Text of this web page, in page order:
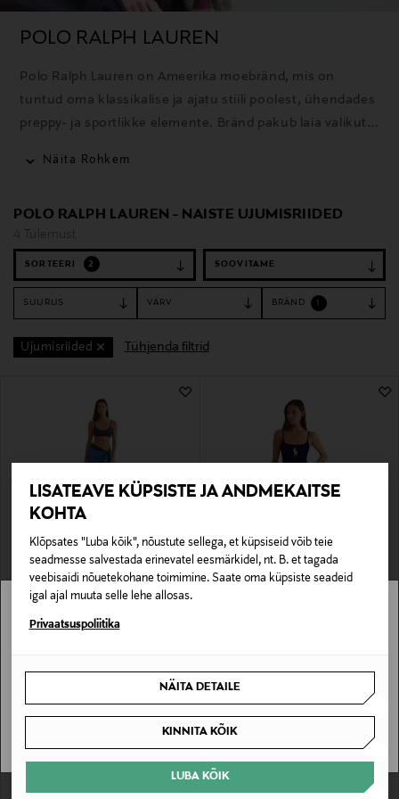
LISATEAVE KÜPSISTE JA ANDMEKAITSE
KOHTA
Klõpsates "Luba kõik", nõustute sellega, et küpsiseid võib teie
seadmesse salvestada erinevatel eesmärkidel, nt. B. et tagada
veebisaidi nõuetekohane toimimine. Saate oma küpsiste seadeid
igal ajal muuta selle lehe allosas.
Privaatsuspoliitika
NÄITA DETAILE
KINNITA KÕIK
LUBA KÕIK
POLO RALPH LAUREN
Polo Ralph Lauren on Ameerika moebränd, mis on
tuntud oma klassikalise ja ajatu stiili poolest, ühendades
preppy- ja sportlikke elemente. Bränd pakub laia valikut
Näita Rohkem
POLO RALPH LAUREN - NAISTE UJUMISRIIDED
4 Tulemust
SORTEERI 2
SUURUS VÄRV BRÄND
Ujumisriided Tühjenda filtrid
SOODUSTUS 41%
POLO RALPH LAUREN
Rannaseelik Pony Long Pareo
Discounted Price
70,80 € Original Price
119,00 €
SOODUSTUS 40%
POLO RALPH LAUREN
Ujumistrikoo Kennedy
Stockmann pole Sinu riigis saadaval.
SAAN ARU